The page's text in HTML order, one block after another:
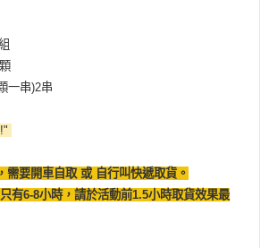
一串)2串
需要開車自取 或 自行叫快遞取貨。
有6-8小時，請於活動前1.5小時取貨效果最